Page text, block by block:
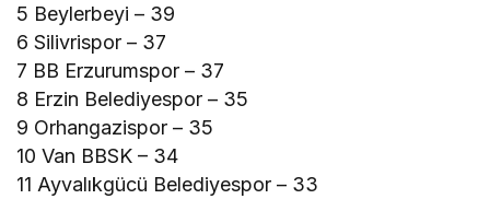
5 Beylerbeyi – 39
6 Silivrispor – 37
7 BB Erzurumspor – 37
8 Erzin Belediyespor – 35
9 Orhangazispor – 35
10 Van BBSK – 34
11 Ayvalıkgücü Belediyespor – 33